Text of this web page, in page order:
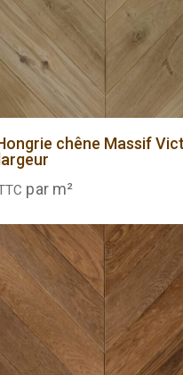
chêne Massif
par m²